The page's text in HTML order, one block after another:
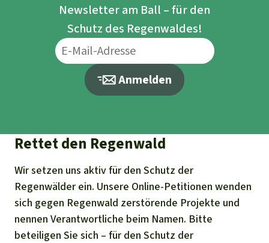
Newsletter am Ball – für den
Schutz des Regenwaldes!
Anmelden
Rettet den Regenwald
Wir setzen uns aktiv für den Schutz der
Regenwälder ein. Unsere Online-Petitionen wenden
sich gegen Regenwald zerstörende Projekte und
nennen Verantwortliche beim Namen. Bitte
beteiligen Sie sich – für den Schutz der